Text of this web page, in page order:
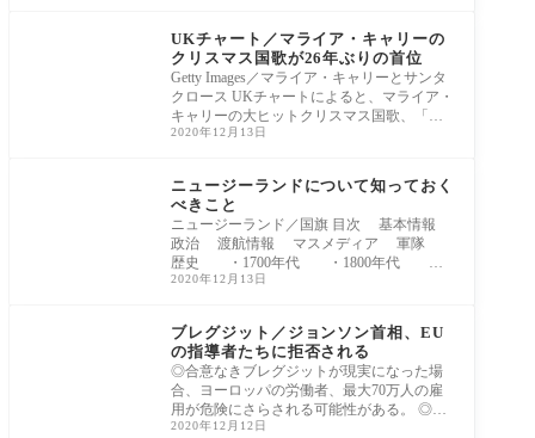
UKチャート／マライア・キャリーの
クリスマス国歌が26年ぶりの首位
Getty Images／マライア・キャリーとサンタ
クロース UKチャートによると、マライア・
キャリーの大ヒットクリスマス国歌、「恋
人たちの
2020年12月13日
ニュージーランドについて知っておく
べきこと
ニュージーランド／国旗 目次 基本情報
政治 渡航情報 マスメディア 軍隊
歴史 ・1700年代 ・1800年代 ・1
900年
2020年12月13日
ブレグジット／ジョンソン首相、EU
の指導者たちに拒否される
◎合意なきブレグジットが現実になった場
合、ヨーロッパの労働者、最大70万人の雇
用が危険にさらされる可能性がある。 ◎マ
クロン
2020年12月12日